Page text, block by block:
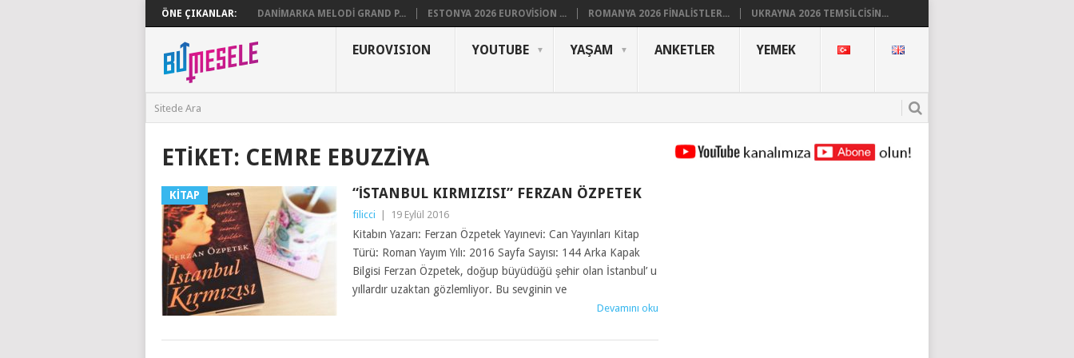
ÖNE ÇIKANLAR: DANIMARKA MELODI GRAND P... ESTONYA 2026 EUROVISION ... ROMANYA 2026 FINALISTLER... UKRAYNA 2026 TEMSILCISIN...
EUROVISION YOUTUBE YAŞAM ANKETLER YEMEK
ETIKET: CEMRE EBUZZIYA
KITAP “İSTANBUL KIRMIZISI” FERZAN ÖZPETEK
filicci 19 Eylül 2016
Kitabın Yazarı: Ferzan Özpetek Yayınevi: Can Yayınları Kitap
Türü: Roman Yayım Yılı: 2016 Sayfa Sayısı: 144 Arka Kapak
Bilgisi Ferzan Özpetek, doğup büyüdüğü şehir olan İstanbul’ u
yıllardır uzaktan gözlemliyor. Bu sevginin ve
Devamını oku